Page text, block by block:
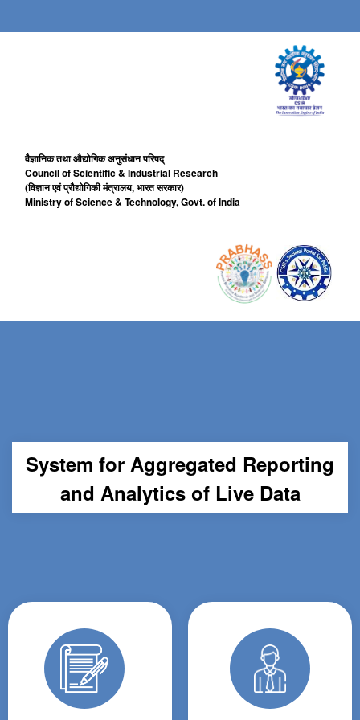
वैज्ञानिक तथा औद्योगिक अनुसंधान परिषद्
Council of Scientific & Industrial Research
(विज्ञान एवं प्रौद्योगिकी मंत्रालय, भारत सरकार)
Ministry of Science & Technology, Govt. of India
System for Aggregated Reporting
and Analytics of Live Data